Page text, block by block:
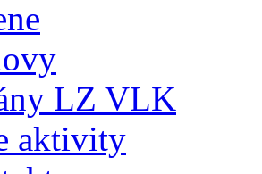
LZ VLK
aktivity